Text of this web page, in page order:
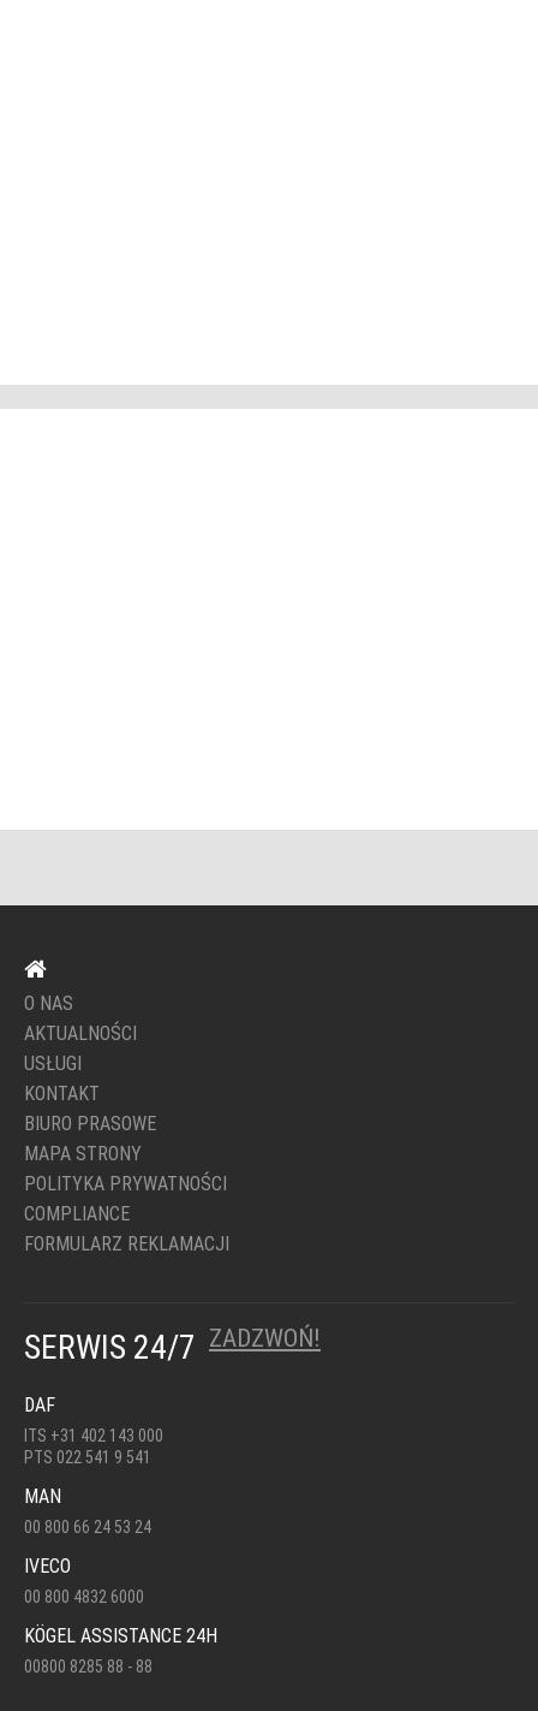
O NAS
AKTUALNOŚCI
USŁUGI
KONTAKT
BIURO PRASOWE
MAPA STRONY
POLITYKA PRYWATNOŚCI
COMPLIANCE
FORMULARZ REKLAMACJI
SERWIS 24/7 ZADZWOŃ!
DAF
ITS +31 402 143 000
PTS 022 541 9 541
MAN
00 800 66 24 53 24
IVECO
00 800 4832 6000
KÖGEL ASSISTANCE 24H
00800 8285 88 - 88